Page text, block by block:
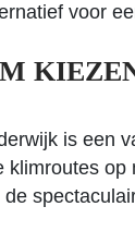
voor
is een
klimroutes
de